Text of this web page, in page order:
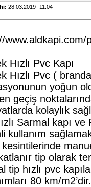
28.03.2019- 11:04
www.aldkapi.com/
Hızlı Pvc Kapı
Hızlı Pvc (
yoğun
geçiş
kolaylık
Sarmal kapı
kullanım
tip olarak
tip hızlı pvc
80 km/m2’dir.